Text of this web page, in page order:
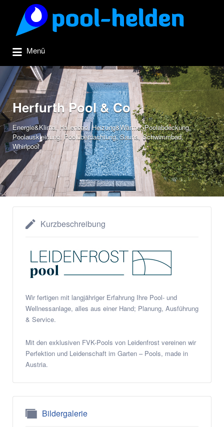
Suchen
nach:
Menü
Herfurth Pool & Co
Energie&Klima,Hallenbad,Heizung&Wärme,Poolabdeckung,
Poolauskleidung,Poolüberdachtung,Sauna,Schwimmbad,
Whirlpool
Kurzbeschreibung
Wir fertigen mit langjähriger Erfahrung Ihre Pool- und
Wellnessanlage, alles aus einer Hand; Planung, Ausführung
& Service.
Mit den exklusiven FVK-Pools von Leidenfrost vereinen wir
Perfektion und Leidenschaft im Garten – Pools, made in
Austria.
Bildergalerie